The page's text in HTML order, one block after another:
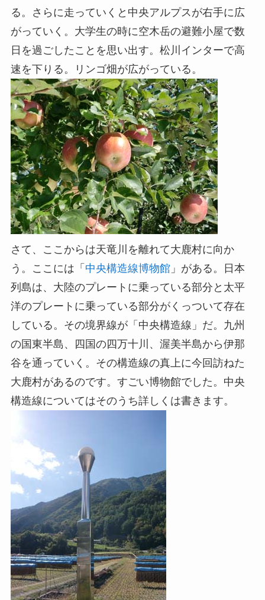
る。さらに走っていくと中央アルプスが右手に広
がっていく。大学生の時に空木岳の避難小屋で数
日を過ごしたことを思い出す。松川インターで高
速を下りる。リンゴ畑が広がっている。
さて、ここからは天竜川を離れて大鹿村に向か
う。ここには「 中央構造線博物館」がある。日本
列島は、大陸のプレートに乗っている部分と太平
洋のプレートに乗っている部分がくっついて存在
している。その境界線が「中央構造線」だ。九州
の国東半島、四国の四万十川、渥美半島から伊那
谷を通っていく。その構造線の真上に今回訪ねた
大鹿村があるのです。すごい博物館でした。中央
構造線についてはそのうち詳しくは書きます。